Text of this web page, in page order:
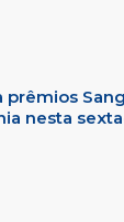
prêmios
nesta